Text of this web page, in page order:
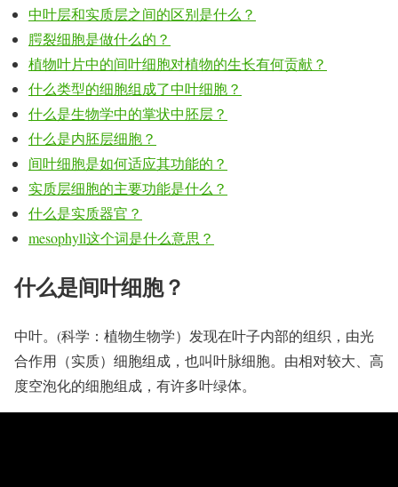
中叶层和实质层之间的区别是什么？
腭裂细胞是做什么的？
植物叶片中的间叶细胞对植物的生长有何贡献？
什么类型的细胞组成了中叶细胞？
什么是生物学中的掌状中胚层？
什么是内胚层细胞？
间叶细胞是如何适应其功能的？
实质层细胞的主要功能是什么？
什么是实质器官？
mesophyll这个词是什么意思？
什么是间叶细胞？
中叶。(科学：植物生物学）发现在叶子内部的组织，由光
合作用（实质）细胞组成，也叫叶脉细胞。由相对较大、高
度空泡化的细胞组成，有许多叶绿体。